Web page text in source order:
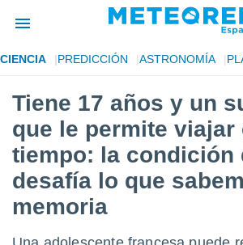
de
por
para
la
que se
calidad.
a este
CIENCIA PREDICCIÓN ASTRONOMÍA
Tiene 17 años y un
que le permite viajar
tiempo: la condición
desafía lo que
memoria